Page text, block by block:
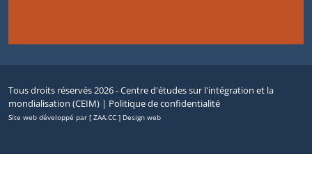
Tous droits réservés 2026 - Centre d'études sur l'intégration et la
mondialisation (CEIM) | Politique de confidentialité
Site web développé par [ ZAA.CC ] Design web